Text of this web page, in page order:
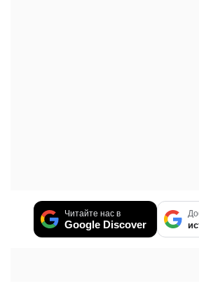
Читайте нас в
Google Discover